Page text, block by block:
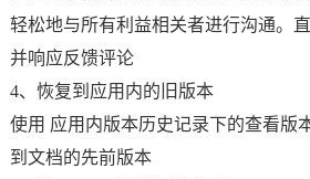
轻松地与所有利益相关者进行沟通。
并响应反馈评论
4、恢复到应用内的旧版本
使用 应用内版本历史记录下的查看版
到文档的先前版本